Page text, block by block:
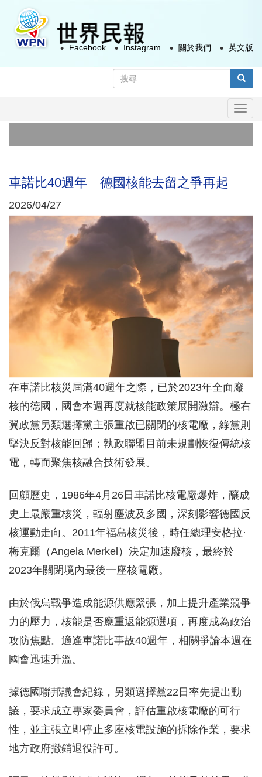
容
搜
尋
Facebook Instagram 關於我們 英文版
車諾比40週年 德國核能去留之爭再起
2026/04/27
在車諾比核災屆滿40週年之際，已於2023年全面廢
核的德國，國會本週再度就核能政策展開激辯。極右
翼政黨另類選擇黨主張重啟已關閉的核電廠，綠黨則
堅決反對核能回歸；執政聯盟目前未規劃恢復傳統核
電，轉而聚焦核融合技術發展。
回顧歷史，1986年4月26日車諾比核電廠爆炸，釀成
史上最嚴重核災，輻射塵波及多國，深刻影響德國反
核運動走向。2011年福島核災後，時任總理安格拉·
梅克爾（Angela Merkel）決定加速廢核，最終於
2023年關閉境內最後一座核電廠。
由於俄烏戰爭造成能源供應緊張，加上提升產業競爭
力的壓力，核能是否應重返能源選項，再度成為政治
攻防焦點。適逢車諾比事故40週年，相關爭論本週在
國會迅速升溫。
據德國聯邦議會紀錄，另類選擇黨22日率先提出動
議，要求成立專家委員會，評估重啟核電廠的可行
性，並主張立即停止多座核電設施的拆除作業，要求
地方政府撤銷退役許可。